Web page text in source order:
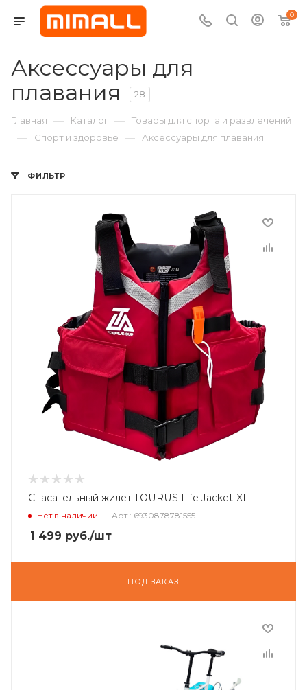
0
Аксессуары для
плавания
28
Главная — Каталог — Товары для спорта и развлечений
— Спорт и здоровье — Аксессуары для плавания
ФИЛЬТР
Спасательный жилет TOURUS Life Jacket-XL
Нет в наличии Арт.: 6930878781555
1 499 руб./шт
ПОД ЗАКАЗ